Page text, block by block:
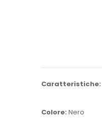
Caratteristiche:
Colore: Nero